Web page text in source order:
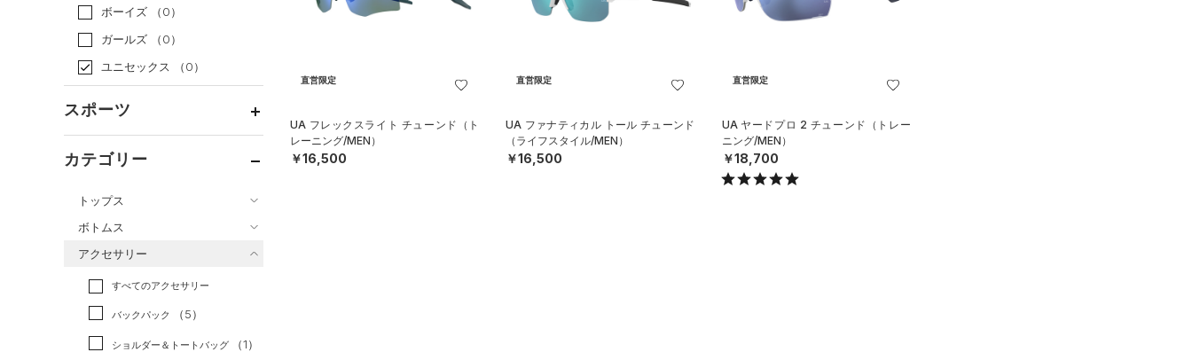
ボーイズ
（0）
ガールズ
（0）
ユニセックス
（0）
スポーツ
ベースボール
ゴルフ
トレーニング
ランニング
スポーツスタイル （1）
アメリカンフットボール
（0）
カテゴリー
トップス
すべてのトップス
ベースレイヤー
Tシャツ （40）
タンクトップ （10）
ポロシャツ （7）
ボトムス
すべてのボトムス
レギンス&タイツ （9）
ショートパンツ （10）
パンツ(ロングパンツ) （1）
アクセサリー
すべてのアクセサリー
バックパック （5）
ショルダー＆トートバッグ （1）
直営限定
UA フレックスライト チューンド（ト
レーニング/MEN）
￥16,500
直営限定
UA ファナティカル トール チューンド
（ライフスタイル/MEN）
￥16,500
直営限定
UA ヤードプロ 2 チューンド（トレー
ニング/MEN）
￥18,700